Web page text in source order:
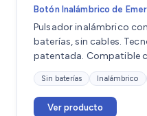
Botón Inalámbrico de
Pulsador inalámbrico
baterías, sin cables.
patentada. Compatible
Sin baterías Inalámbrico
Ver producto